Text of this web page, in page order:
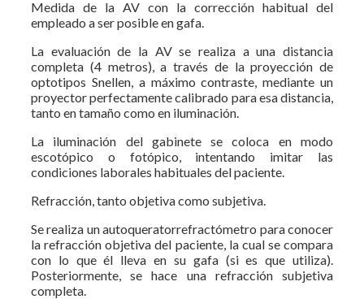
Medida de la AV con la corrección habitual del
empleado a ser posible en gafa.
La evaluación de la AV se realiza a una distancia
completa (4 metros), a través de la proyección de
optotipos Snellen, a máximo contraste, mediante un
proyector perfectamente calibrado para esa distancia,
tanto en tamaño como en iluminación.
La iluminación del gabinete se coloca en modo
escotópico o fotópico, intentando imitar las
condiciones laborales habituales del paciente.
Refracción, tanto objetiva como subjetiva.
Se realiza un autoqueratorrefractómetro para conocer
la refracción objetiva del paciente, la cual se compara
con lo que él lleva en su gafa (si es que utiliza).
Posteriormente, se hace una refracción subjetiva
completa.